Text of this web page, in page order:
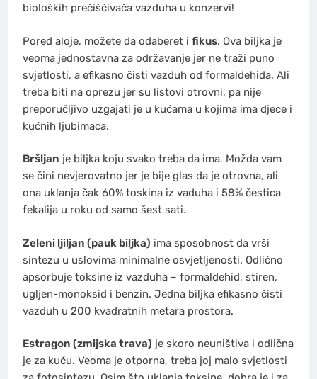
bioloških prečišćivača vazduha u konzervi!
Pored aloje, možete da odaberet i fikus. Ova biljka je
veoma jednostavna za održavanje jer ne traži puno
svjetlosti, a efikasno čisti vazduh od formaldehida. Ali
treba biti na oprezu jer su listovi otrovni, pa nije
preporučljivo uzgajati je u kućama u kojima ima djece i
kućnih ljubimaca.
Bršljan je biljka koju svako treba da ima. Možda vam
se čini nevjerovatno jer je bije glas da je otrovna, ali
ona uklanja čak 60% toskina iz vaduha i 58% čestica
fekalija u roku od samo šest sati.
Zeleni ljiljan (pauk biljka) ima sposobnost da vrši
sintezu u uslovima minimalne osvjetljenosti. Odlično
apsorbuje toksine iz vazduha – formaldehid, stiren,
ugljen-monoksid i benzin. Jedna biljka efikasno čisti
vazduh u 200 kvadratnih metara prostora.
Estragon (zmijska trava) je skoro neuništiva i odlična
je za kuću. Veoma je otporna, treba joj malo svjetlosti